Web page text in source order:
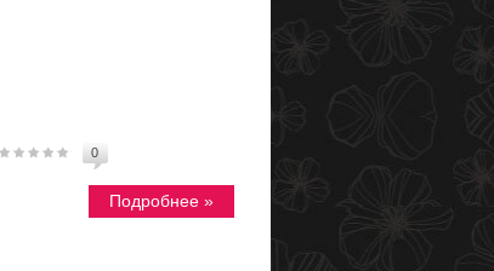
0
Подробнее »